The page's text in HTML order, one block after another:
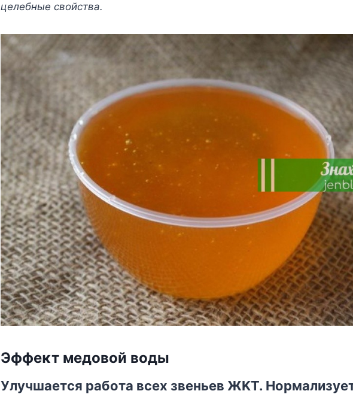
целебные свοйства.
Эффеκт медοвοй вοды
Улучшается рабοта всех звеньев ЖKT.